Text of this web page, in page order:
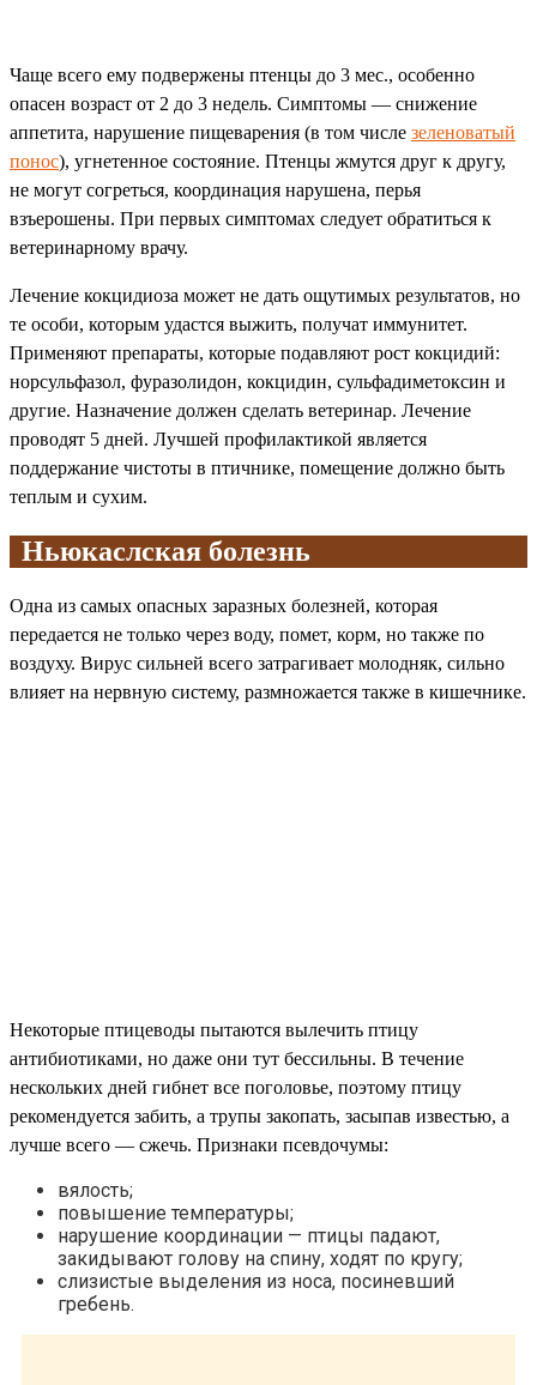
Чаще всего ему подвержены птенцы до 3 мес., особенно
опасен возраст от 2 до 3 недель. Симптомы — снижение
аппетита, нарушение пищеварения (в том числе зеленоватый
понос), угнетенное состояние. Птенцы жмутся друг к другу,
не могут согреться, координация нарушена, перья
взъерошены. При первых симптомах следует обратиться к
ветеринарному врачу.
Лечение кокцидиоза может не дать ощутимых результатов, но
те особи, которым удастся выжить, получат иммунитет.
Применяют препараты, которые подавляют рост кокцидий:
норсульфазол, фуразолидон, кокцидин, сульфадиметоксин и
другие. Назначение должен сделать ветеринар. Лечение
проводят 5 дней. Лучшей профилактикой является
поддержание чистоты в птичнике, помещение должно быть
теплым и сухим.
Ньюкаслская болезнь
Одна из самых опасных заразных болезней, которая
передается не только через воду, помет, корм, но также по
воздуху. Вирус сильней всего затрагивает молодняк, сильно
влияет на нервную систему, размножается также в кишечнике.
Некоторые птицеводы пытаются вылечить птицу
антибиотиками, но даже они тут бессильны. В течение
нескольких дней гибнет все поголовье, поэтому птицу
рекомендуется забить, а трупы закопать, засыпав известью, а
лучше всего — сжечь. Признаки псевдочумы:
вялость;
повышение температуры;
нарушение координации — птицы падают,
закидывают голову на спину, ходят по кругу;
слизистые выделения из носа, посиневший
гребень.